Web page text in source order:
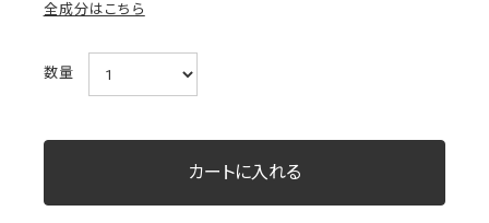
全成分はこちら
数量